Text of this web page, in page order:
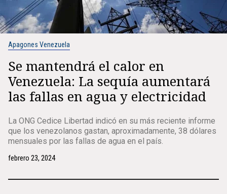
Apagones Venezuela
Se mantendrá el calor en
Venezuela: La sequía aumentará
las fallas en agua y electricidad
La ONG Cedice Libertad indicó en su más reciente informe
que los venezolanos gastan, aproximadamente, 38 dólares
mensuales por las fallas de agua en el país.
febrero 23, 2024